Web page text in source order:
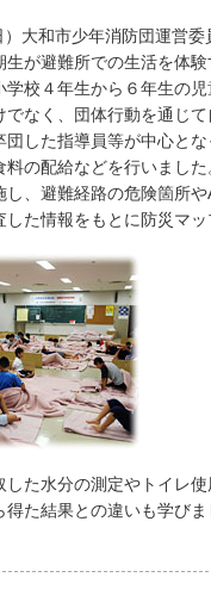
大和市少年消防団運営
が避難所での生活を体
校４年生から６年生の
なく、団体行動を通じ
した指導員等が中心と
料の配給などを行いまし
し、避難経路の危険箇所
た情報をもとに防災マッ
た水分の測定やトイレ
た結果との違いも学びま